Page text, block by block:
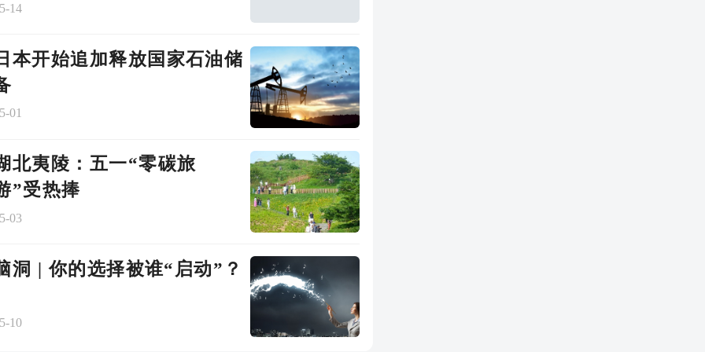
14
本开始追加释放国家石油储
01
北夷陵：五一“零碳旅
”受热捧
03
洞 | 你的选择被谁“启动”？
10